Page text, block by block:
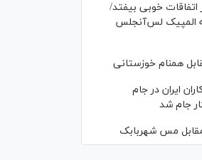
اتفاقات خوبی بیفتد/
لس‌آنجلس
همنام خوزستانی
ایران در جام
جام شد
مس شهربابک